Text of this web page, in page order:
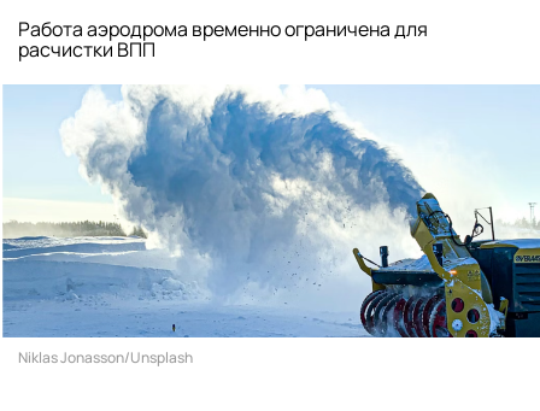
Работа аэродрома временно ограничена для
расчистки ВПП
Niklas Jonasson/Unsplash